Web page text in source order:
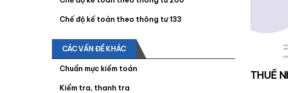
Chế độ kế toán theo thông tư 133
CÁC VẤN ĐỀ KHÁC
Chuẩn mực kiểm toán
Kiểm tra, thanh tra
THUẾ